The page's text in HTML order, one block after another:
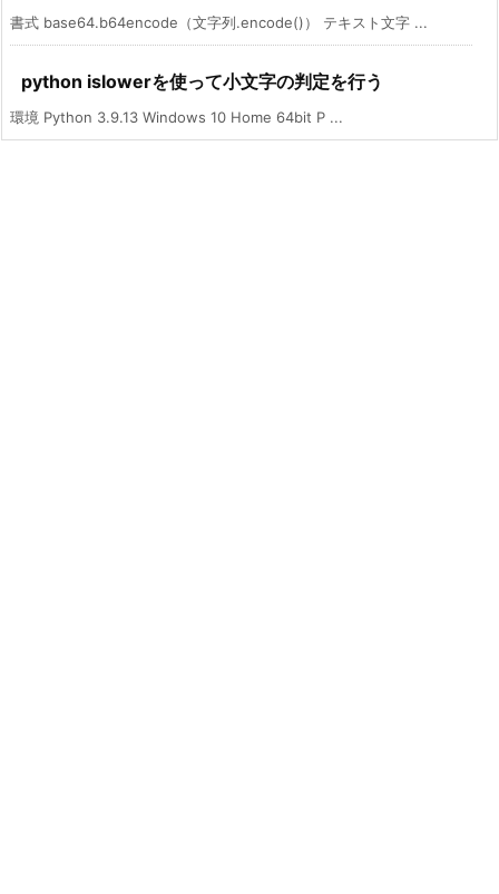
書式 base64.b64encode（文字列.encode()） テキスト文字 ...
python islowerを使って小文字の判定を行う
環境 Python 3.9.13 Windows 10 Home 64bit P ...